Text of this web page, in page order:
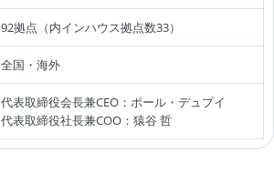
92拠点（内インハウス拠点数33）
全国・海外
代表取締役会長兼CEO：ポール・デュプイ
代表取締役社長兼COO：猿谷 哲